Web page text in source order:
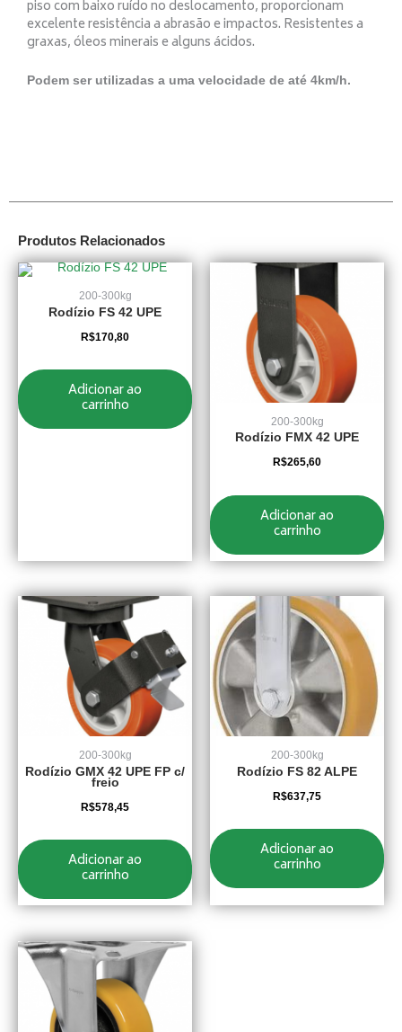
piso com baixo ruído no deslocamento, proporcionam
excelente resistência a abrasão e impactos. Resistentes a
graxas, óleos minerais e alguns ácidos.
Podem ser utilizadas a uma velocidade de até 4km/h.
Produtos Relacionados
200-300kg
Rodízio FS 42 UPE
R$170,80
Adicionar ao
carrinho
200-300kg
Rodízio FMX 42 UPE
R$265,60
Adicionar ao
carrinho
200-300kg
Rodízio GMX 42 UPE FP c/
freio
R$578,45
Adicionar ao
carrinho
200-300kg
Rodízio FS 82 ALPE
R$637,75
Adicionar ao
carrinho